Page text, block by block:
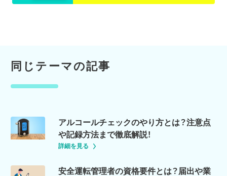
同じテーマの記事
アルコールチェックのやり方とは？注意点
や記録方法まで徹底解説！
詳細を見る
安全運転管理者の資格要件とは？届出や業